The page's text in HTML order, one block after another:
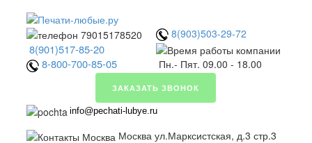
8(901)517-85-20
8-800-700-85-05
8(903)503-29-72
Пн.- Пят. 09.00 - 18.00
ЗАКАЗАТЬ ЗВОНОК
info@pechati-lubye.ru
Москва ул.Марксистская, д.3 стр.3